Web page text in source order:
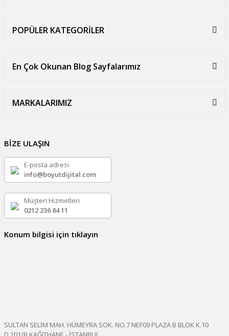
POPÜLER KATEGORİLER
En Çok Okunan Blog Sayfalarımız
MARKALARIMIZ
BİZE ULAŞIN
E-posta adresi
info@boyutdijital.com
Müşteri Hizmetleri
0212 236 84 11
Konum bilgisi için tıklayın
SULTAN SELİM MAH. HÜMEYRA SOK. NO.7 NEF09 PLAZA B BLOK K.10